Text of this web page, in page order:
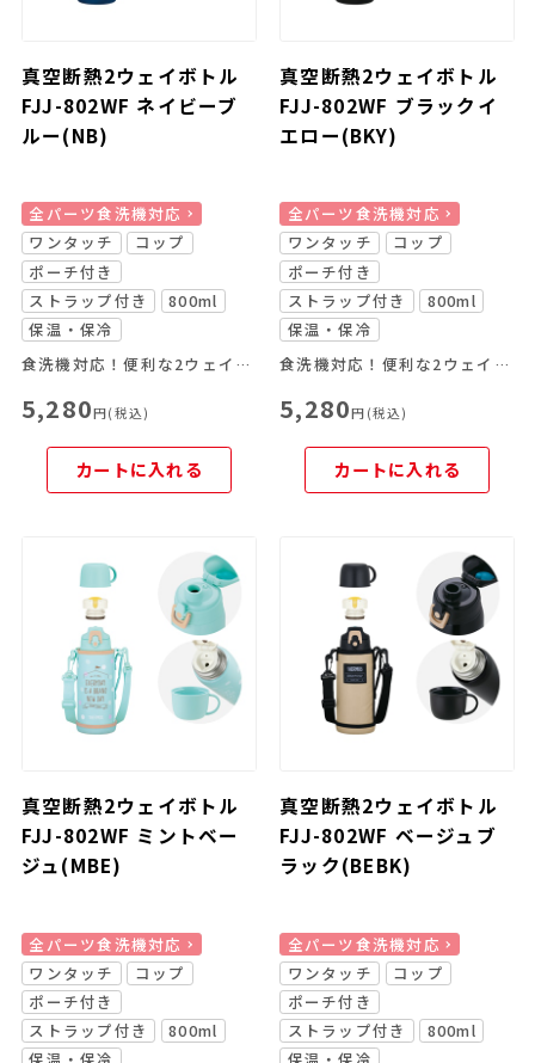
真空断熱2ウェイボトル
FJJ-802WF ネイビーブ
ルー(NB)
全パーツ食洗機対応
ワンタッチ
コップ
ポーチ付き
ストラップ付き
800ml
保温・保冷
食洗機対応！便利な2ウェイボトル
5,280円(税込)
カートに入れる
真空断熱2ウェイボトル
FJJ-802WF ブラックイ
エロー(BKY)
全パーツ食洗機対応
ワンタッチ
コップ
ポーチ付き
ストラップ付き
800ml
保温・保冷
食洗機対応！便利な2ウェイボトル
5,280円(税込)
カートに入れる
真空断熱2ウェイボトル
FJJ-802WF ミントベー
ジュ(MBE)
全パーツ食洗機対応
ワンタッチ
コップ
ポーチ付き
ストラップ付き
800ml
真空断熱2ウェイボトル
FJJ-802WF ベージュブ
ラック(BEBK)
全パーツ食洗機対応
ワンタッチ
コップ
ポーチ付き
ストラップ付き
800ml